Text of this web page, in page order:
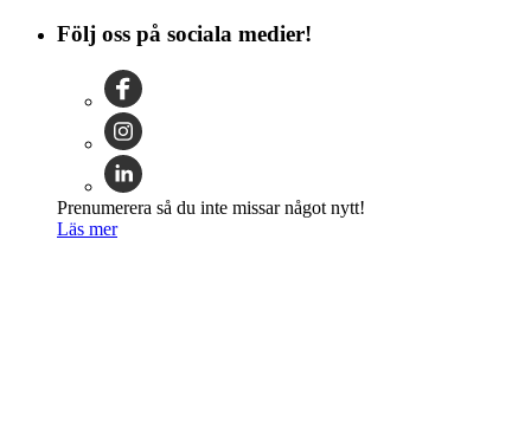
Följ oss på sociala medier!
Prenumerera så du inte missar något nytt!
Läs mer